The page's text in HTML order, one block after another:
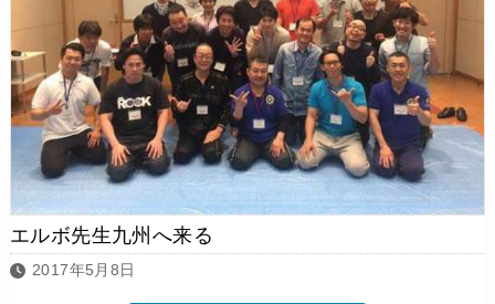
エルボ先生九州へ来る
2017年5月8日